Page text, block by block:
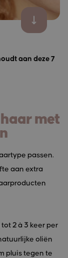
aan deze 7
met
passen.
aan extra
2 à 3 keer per
oliën
pluis tegen te